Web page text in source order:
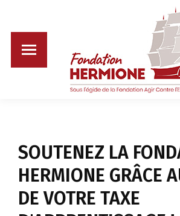
SOUTENEZ LA
HERMIONE GRÂCE
DE VOTRE TAXE